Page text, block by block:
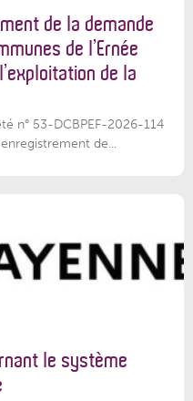
de la demande
de l’Ernée
de la
n° 53-DCBPEF-2026-114
de...
le système